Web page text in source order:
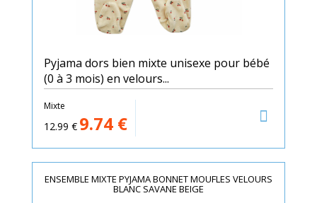
Pyjama dors bien mixte unisexe pour bébé
(0 à 3 mois) en velours...
Mixte
12.99 € 9.74 €
ENSEMBLE MIXTE PYJAMA BONNET MOUFLES VELOURS
BLANC SAVANE BEIGE